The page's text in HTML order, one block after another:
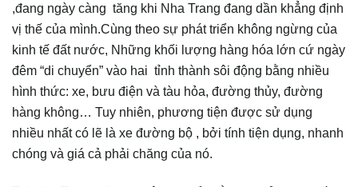
,đang ngày càng tăng khi Nha Trang đang dần khẳng định
vị thế của mình.Cùng theo sự phát triển không ngừng của
kinh tế đất nước, Những khối lượng hàng hóa lớn cứ ngày
đêm “di chuyển” vào hai tỉnh thành sôi động bằng nhiều
hình thức: xe, bưu điện và tàu hỏa, đường thủy, đường
hàng không… Tuy nhiên, phương tiện được sử dụng
nhiều nhất có lẽ là xe đường bộ , bởi tính tiện dụng, nhanh
chóng và giá cả phải chăng của nó.